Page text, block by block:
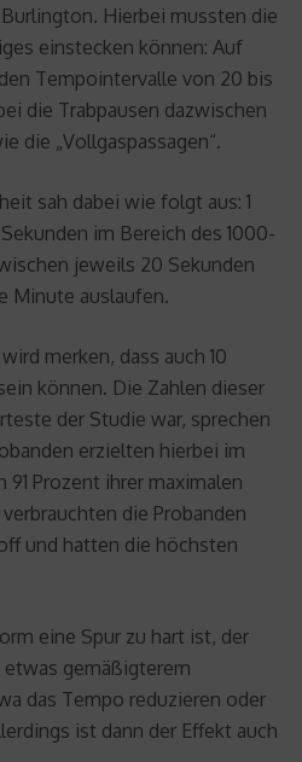
Hierbei mussten die
einstecken können: Auf
Tempointervalle von 20 bis
die Trabpausen dazwischen
die „Vollgaspassagen“.
sah dabei wie folgt aus: 1
im Bereich des 1000-
jeweils 20 Sekunden
Minute auslaufen.
merken, dass auch 10
können. Die Zahlen dieser
der Studie war, sprechen
erzielten hierbei im
Prozent ihrer maximalen
die Probanden
und hatten die höchsten
eine Spur zu hart ist, der
gemäßigterem
das Tempo reduzieren oder
ist dann der Effekt auch